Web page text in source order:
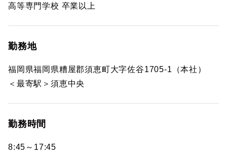
高等専門学校 卒業以上
勤務地
福岡県福岡県糟屋郡須恵町大字佐谷1705-1（本社）
＜最寄駅＞須恵中央
勤務時間
8:45～17:45